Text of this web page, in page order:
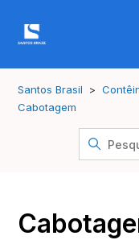
Santos Brasil
Cabotagem